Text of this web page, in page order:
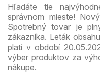
Hľadáte tie
správnom mieste!
Spotrebný tovar je
zákazníka. Leták
platí v období
výber produktov za
nákupe.